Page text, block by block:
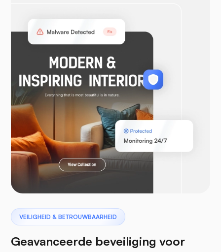
WooCommerce
Laravel
Pterodactyl
VEILIGHEID & BETROUWBAARHEID
Geavanceerde beveiliging voor